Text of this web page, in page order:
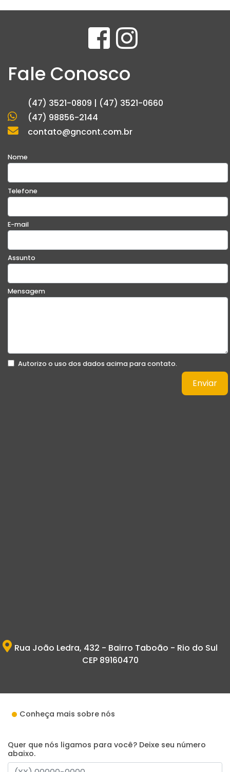
Fale Conosco
(47) 3521-0809 | (47) 3521-0660
(47) 98856-2144
contato@gncont.com.br
Nome
Telefone
E-mail
Assunto
Mensagem
Autorizo o uso dos dados acima para contato.
Enviar
Rua João Ledra, 432 - Bairro Taboão - Rio do Sul
CEP 89160470
Conheça mais sobre nós
Quer que nós ligamos para você? Deixe seu número
abaixo.